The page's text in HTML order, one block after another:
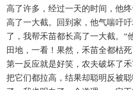
高了许多，经过一天的时间，他
高了一大截。回到家，他气喘吁
了，我帮禾苗都长高了一大截。”
田地，一看！果然，禾苗全都枯
第一反应就是好笑，农夫破坏了
把它们都拉高，结果却聪明反被